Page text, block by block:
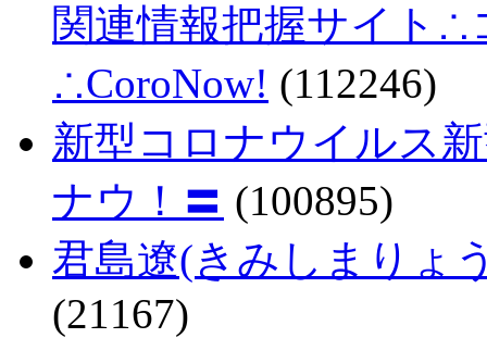
関連情報把握サイト
∴CoroNow! (112246)
新型コロナウイルス
ナウ！〓 (100895)
君島遼(きみしまりょ
(21167)